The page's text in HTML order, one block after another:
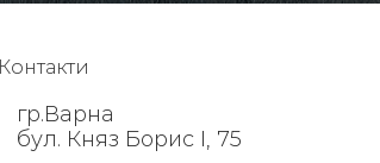
Контакти
гр.Варна
бул. Княз Борис I, 75